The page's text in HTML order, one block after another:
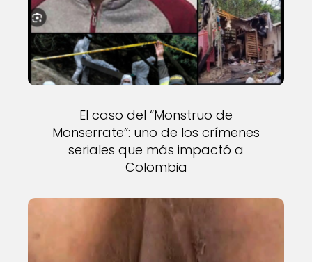
El caso del “Monstruo de
Monserrate”: uno de los crímenes
seriales que más impactó a
Colombia